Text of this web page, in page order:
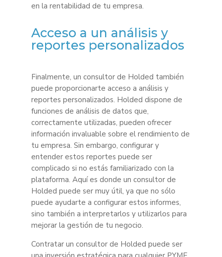
en la rentabilidad de tu empresa.
Acceso a un análisis y
reportes personalizados
Finalmente, un consultor de Holded también
puede proporcionarte acceso a análisis y
reportes personalizados. Holded dispone de
funciones de análisis de datos que,
correctamente utilizadas, pueden ofrecer
información invaluable sobre el rendimiento de
tu empresa. Sin embargo, configurar y
entender estos reportes puede ser
complicado si no estás familiarizado con la
plataforma. Aquí es donde un consultor de
Holded puede ser muy útil, ya que no sólo
puede ayudarte a configurar estos informes,
sino también a interpretarlos y utilizarlos para
mejorar la gestión de tu negocio.
Contratar un consultor de Holded puede ser